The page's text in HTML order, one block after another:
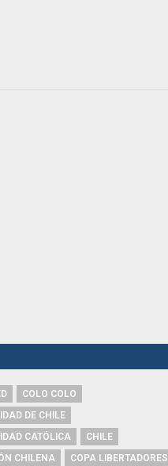
COLO COLO
DE CHILE
CATÓLICA
CHILE
CHILENA
COPA LIBERTADORES